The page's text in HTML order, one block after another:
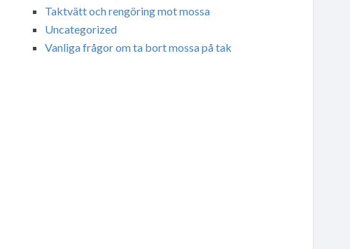
Taktvätt och rengöring mot mossa
Uncategorized
Vanliga frågor om ta bort mossa på tak